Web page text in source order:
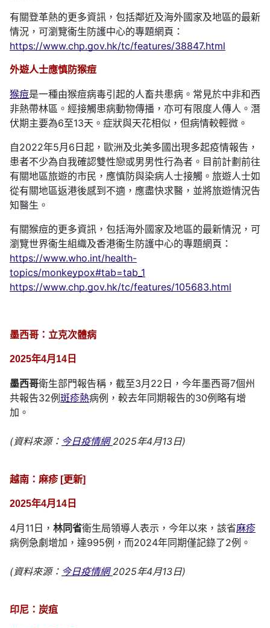
有關登革熱的更多資訊，包括鄰近及海外國家及地區的最新
情況，可瀏覽衞生防護中心的專題網頁：
https://www.chp.gov.hk/tc/features/38847.html
外遊人士應慎防猴痘
猴痘是一種由猴痘病毒引起的人畜共患病。常見於中非和西
非熱帶林區。經接觸患病動物傳播，亦可有限度人傳人。潛
伏期主要為6至13天。症狀與天花相似，但病情較輕微。
自2022年5月6日起，歐洲及北美多國出現多起疫情報告，
患者不少為自我確認雙性戀或男男性行為者。目前計劃前往
有關地區旅遊的市民，應慎防與染病人士接觸。旅遊人士如
從有關地區返港後感到不適，應盡快求醫，並將旅遊情況告
知醫生。
有關猴痘的更多資訊，包括海外國家及地區的最新情況，可
瀏覽世界衞生組織及香港衞生防護中心的專題網頁：
https://www.who.int/health-
topics/monkeypox#tab=tab_1
https://www.chp.gov.hk/tc/features/105683.html
墨西哥：立克次體病
2025年4月14日
墨西哥衛生部門報告稱，截至3月22日，今年墨西哥7個州
共報告32例 斑疹熱病例，較去年同期報告的30例略有增
加。
(資料來源： 今日疫情網2025年4月13日)
越南：麻疹 [更新]
2025年4月14日
4月11日， 林同省衛生局領導人表示，今年以來，該省麻疹
病例急劇增加，達995例，而2024年同期僅記錄了2例。
(資料來源： 今日疫情網2025年4月13日)
印尼：炭疽